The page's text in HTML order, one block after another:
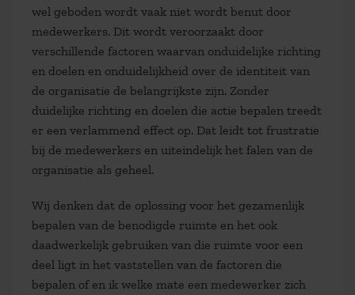
wel geboden wordt vaak niet wordt benut door
medewerkers. Dit wordt veroorzaakt door
verschillende factoren waarvan onduidelijke richting
en doelen en onduidelijkheid over de identiteit van
de organisatie de belangrijkste zijn. Zonder
duidelijke richting en doelen die actie bepalen treedt
er een verlammend effect op. Dat leidt tot frustratie
bij de medewerkers en uiteindelijk het falen van de
organisatie als geheel.
Wij denken dat de oplossing voor het gezamenlijk
bepalen van de benodigde ruimte en het ook
daadwerkelijk gebruiken van die ruimte voor een
deel ligt in het vaststellen van de factoren die
bepalen of en ik welke mate een medewerker zich